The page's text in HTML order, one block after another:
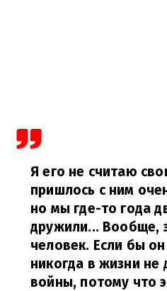
Я его не считаю
пришлось с ним
но мы где-то года
дружили... Вообще,
человек. Если бы
никогда в жизни не
войны, потому что